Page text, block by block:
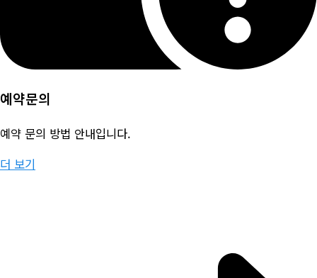
예약문의
예약 문의 방법 안내입니다.
더 보기